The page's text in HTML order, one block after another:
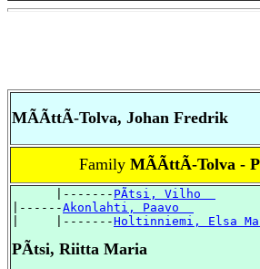
MÃÃttÃ-Tolva, Johan Fredrik
Family MÃÃttÃ-Tolva -
      |-------
PÃtsi, Vilho
|------Akonlahti, Paavo
|     |-------Holtinniemi, Elsa
PÃtsi, Riitta Maria